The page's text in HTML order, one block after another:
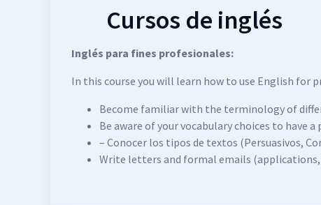
Cursos de inglés
Inglés para fines profesionales:
In this course you will learn how to use English for
Become familiar with the terminology of
Be aware of your vocabulary choices to have
– Conocer los tipos de textos (Persuasivos,
Write letters and formal emails